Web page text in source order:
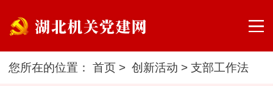
您所在的位置：首页 >创新活动 >支部工作法